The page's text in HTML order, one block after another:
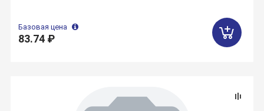
Базовая цена
83.74 ₽